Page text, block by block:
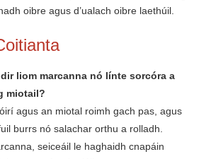
oibre agus d’ualach oibre laethúil.
liom marcanna nó línte sorcóra a
miotail?
agus an miotal roimh gach pas, agus
burrs nó salachar orthu a rolladh.
seiceáil le haghaidh cnapáin